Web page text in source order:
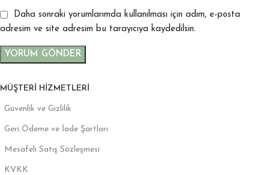
Daha sonraki yorumlarımda kullanılması için adım, e-posta
adresim ve site adresim bu tarayıcıya kaydedilsin.
MÜŞTERI HIZMETLERI
Güvenlik ve Gizlilik
Geri Ödeme ve İade Şartları
Mesafeli Satış Sözleşmesi
KVKK